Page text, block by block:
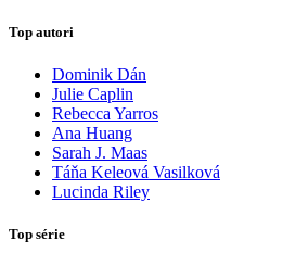
Top autori
Dominik Dán
Julie Caplin
Rebecca Yarros
Ana Huang
Sarah J. Maas
Táňa Keleová Vasilková
Lucinda Riley
Top série